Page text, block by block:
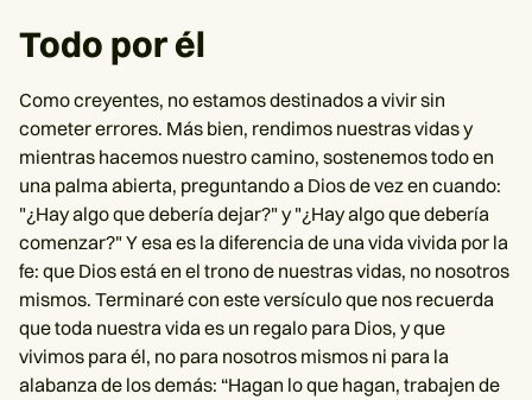
Todo por él
Como creyentes, no estamos destinados a vivir sin
cometer errores. Más bien, rendimos nuestras vidas y
mientras hacemos nuestro camino, sostenemos todo en
una palma abierta, preguntando a Dios de vez en cuando:
"¿Hay algo que debería dejar?" y "¿Hay algo que debería
comenzar?" Y esa es la diferencia de una vida vivida por la
fe: que Dios está en el trono de nuestras vidas, no nosotros
mismos. Terminaré con este versículo que nos recuerda
que toda nuestra vida es un regalo para Dios, y que
vivimos para él, no para nosotros mismos ni para la
alabanza de los demás: “Hagan lo que hagan, trabajen de